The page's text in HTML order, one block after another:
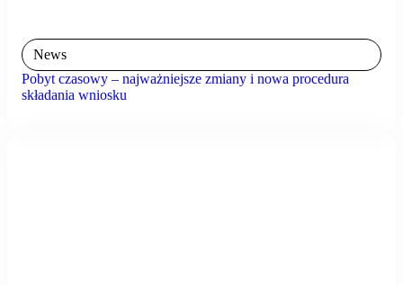
News
Pobyt czasowy – najważniejsze zmiany i nowa procedura
składania wniosku